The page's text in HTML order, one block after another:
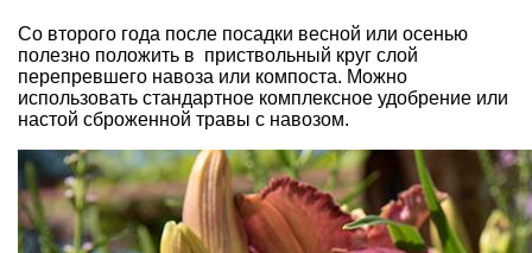
Со второго года после посадки весной или осенью
полезно положить в приствольный круг слой
перепревшего навоза или компоста. Можно
использовать стандартное комплексное удобрение или
настой сброженной травы с навозом.